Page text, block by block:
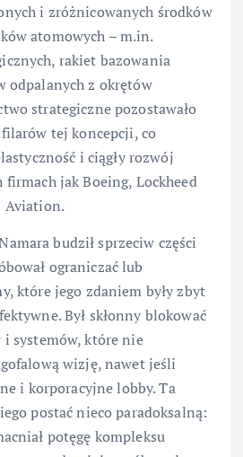
i zróżnicowanych środków
atomowych – m.in.
rakiet bazowania
odpalanych z okrętów
strategiczne pozostawało
tej koncepcji, co
i ciągły rozwój
jak Boeing, Lockheed
Aviation.
budził sprzeciw części
ograniczać lub
które jego zdaniem były zbyt
Był skłonny blokować
systemów, które nie
wizję, nawet jeśli
i korporacyjne lobby. Ta
postać nieco paradoksalną:
potęgę kompleksu